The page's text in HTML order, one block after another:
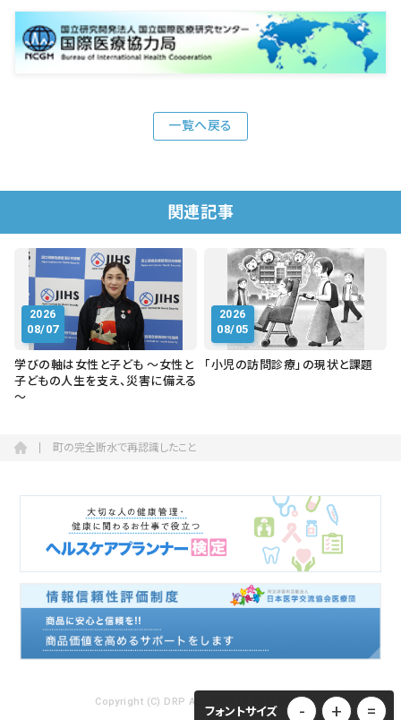
一覧へ戻る
関連記事
2026
08/07
学びの軸は女性と子ども ～女性と
子どもの人生を支え、災害に備える
～
2026
08/05
「小児の訪問診療」の現状と課題
町の完全断水で再認識したこと
Copyright (C) DRP ALL RIGHTS RESERVED.
フォントサイズ - + =